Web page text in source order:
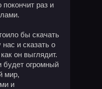
покончит раз и
бы скачать
и сказать о
он выглядит.
огромный
мир,
и